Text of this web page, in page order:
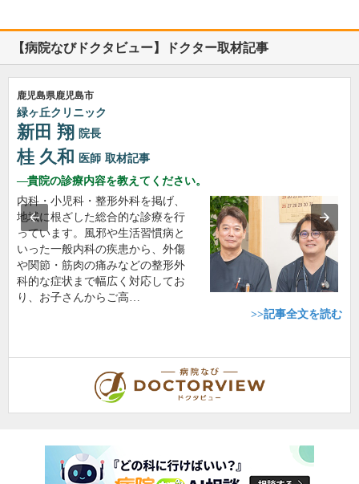
【病院なびドクタビュー】ドクター取材記事
鹿児島県鹿児島市
緑ヶ丘クリニック
新田 翔 院長
桂 久和 医師 取材記事
貴院の診療内容を教えてください。
内科・小児科・整形外科を掲げ、
地域に根ざした総合的な診療を行
っています。風邪や生活習慣病と
いった一般内科の疾患から、外傷
や関節・筋肉の痛みなどの整形外
科的な症状まで幅広く対応してお
り、お子さんからご高…
>>記事全文を読む